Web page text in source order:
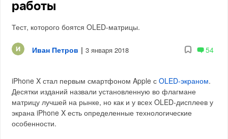
работы
Тест, которого боятся OLED-матрицы.
Иван Петров | 3 января 2018 54
iPhone X стал первым смартфоном Apple сOLED-экраном.
Десятки изданий назвали установленную во флагмане
матрицу лучшей на рынке, но как и у всех OLED-дисплеев у
экрана iPhone X есть определенные технологические
особенности.